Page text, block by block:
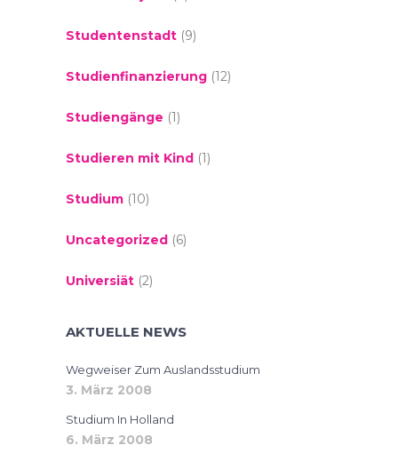
Studentenstadt (9)
Studienfinanzierung (12)
Studiengänge (1)
Studieren mit Kind (1)
Studium (10)
Uncategorized (6)
Universiät (2)
AKTUELLE NEWS
Wegweiser Zum Auslandsstudium
3. März 2008
Studium In Holland
6. März 2008